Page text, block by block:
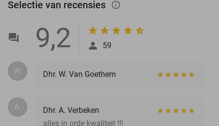
Selectie van recensies info_outlined
9,2 59
W. Dhr. W. Van Goethem
A.
Dhr. A. Verbeken
alles in orde kwaliteit !!!